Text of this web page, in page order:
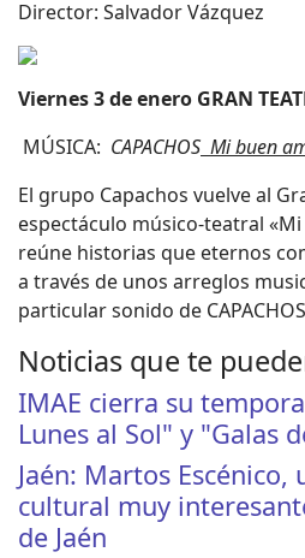
Director: Salvador Vázquez
Viernes 3 de enero GRAN
MÚSICA: CAPACHOS Mi buen
El grupo Capachos vuelve al
espectáculo músico-teatral
reúne historias que eternos
a través de unos arreglos
particular sonido de
Noticias que te
IMAE cierra su
Lunes al Sol" y "Galas
Jaén: Martos Escénico,
cultural muy
de Jaén